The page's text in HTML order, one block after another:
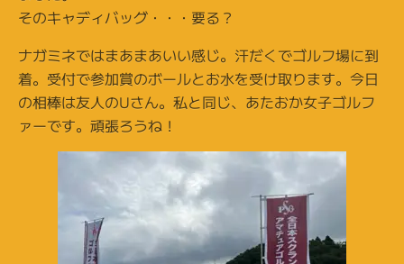
そのキャディバッグ・・・要る？
ナガミネではまあまあいい感じ。汗だくでゴルフ場に到
着。受付で参加賞のボールとお水を受け取ります。今日
の相棒は友人のUさん。私と同じ、あたおか女子ゴルフ
ァーです。頑張ろうね！